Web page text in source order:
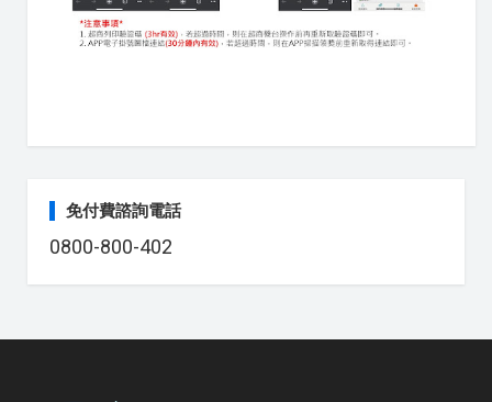
免付費諮詢電話
0800-800-402